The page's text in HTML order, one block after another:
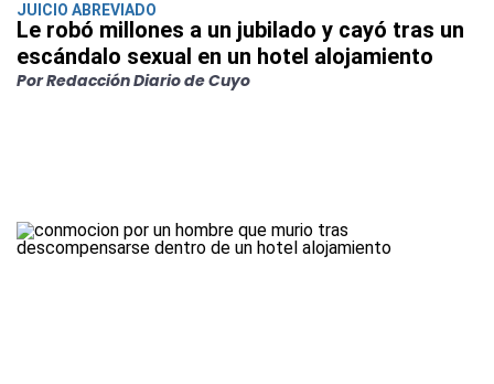
JUICIO ABREVIADO
Le robó millones a un jubilado y cayó tras un
escándalo sexual en un hotel alojamiento
Por Redacción Diario de Cuyo